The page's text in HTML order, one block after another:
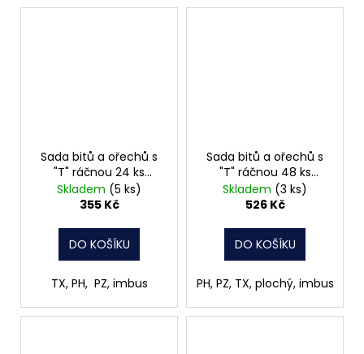
Sada bitů a ořechů s
"T" ráčnou 24 ks
Werkzeyt B20600
Skladem (5 ks)
355 Kč
DO KOŠÍKU
TX, PH, PZ, imbus
Sada bitů a ořechů s
"T" ráčnou 48 ks
Werkzeyt B20601
Skladem (3 ks)
526 Kč
DO KOŠÍKU
PH, PZ, TX, plochý, imbus